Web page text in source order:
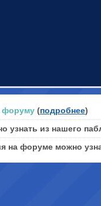
форуму (подробнее)
узнать из нашего
на форуме можно